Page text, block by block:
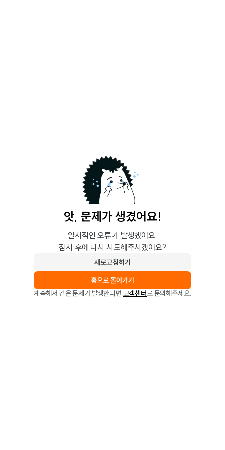
앗, 문제가 생겼어요!
일시적인 오류가 발생했어요.
잠시 후에 다시 시도해주시겠어요?
새로고침하기
홈으로 돌아가기
계속해서 같은 문제가 발생한다면 고객센터로 문의해주세요.